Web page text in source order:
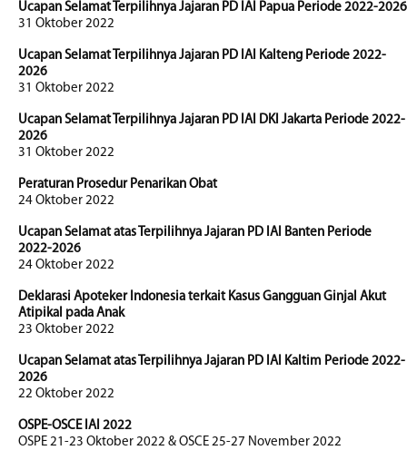
Ucapan Selamat Terpilihnya Jajaran PD IAI Papua Periode 2022-2026
31 Oktober 2022
Ucapan Selamat Terpilihnya Jajaran PD IAI Kalteng Periode 2022-
2026
31 Oktober 2022
Ucapan Selamat Terpilihnya Jajaran PD IAI DKI Jakarta Periode 2022-
2026
31 Oktober 2022
Peraturan Prosedur Penarikan Obat
24 Oktober 2022
Ucapan Selamat atas Terpilihnya Jajaran PD IAI Banten Periode
2022-2026
24 Oktober 2022
Deklarasi Apoteker Indonesia terkait Kasus Gangguan Ginjal Akut
Atipikal pada Anak
23 Oktober 2022
Ucapan Selamat atas Terpilihnya Jajaran PD IAI Kaltim Periode 2022-
2026
22 Oktober 2022
OSPE-OSCE IAI 2022
OSPE 21-23 Oktober 2022 & OSCE 25-27 November 2022